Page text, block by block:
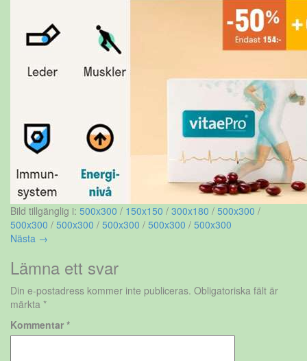
Bild tillgänglig i: 500x300 / 150x150 / 300x180 / 500x300 /
500x300 / 500x300 / 500x300 / 500x300 / 500x300
Nästa →
Lämna ett svar
Din e-postadress kommer inte publiceras. Obligatoriska fält är
märkta *
Kommentar *